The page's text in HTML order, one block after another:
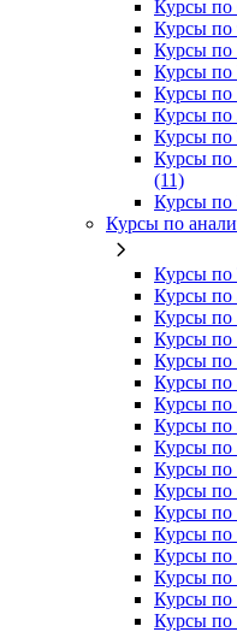
Курсы по
Курсы по
Курсы по
Курсы по
Курсы по
Курсы по
Курсы по
Курсы по
(11)
Курсы по
Курсы по
Курсы по
Курсы по
Курсы по
Курсы по
Курсы по
Курсы по
Курсы по
Курсы по
Курсы по
Курсы по
Курсы по
Курсы по
Курсы по
Курсы по
Курсы по
Курсы по
Курсы по